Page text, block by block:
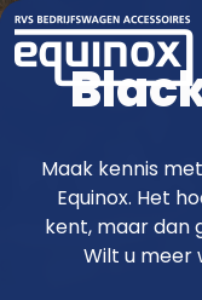
functioneler
Equinox
Maak kennis
Equinox. Het
kent, maar dan
Wilt u meer